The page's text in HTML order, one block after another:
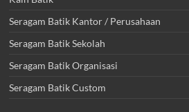
Seragam Batik Kantor / Perusahaan
Seragam Batik Sekolah
Seragam Batik Organisasi
Seragam Batik Custom